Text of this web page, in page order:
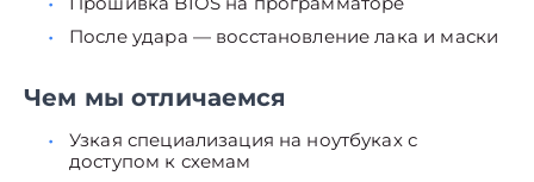
После удара — восстановление лака и маски
Чем мы отличаемся
Узкая специализация на ноутбуках с
доступом к схемам